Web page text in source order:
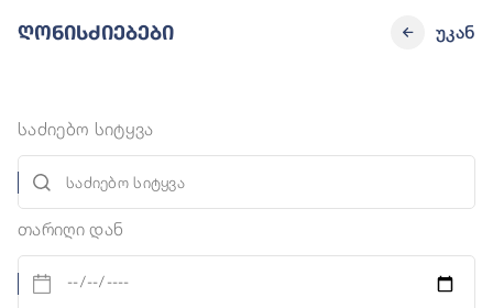
Ღონისძიებები უკან
საძიებო სიტყვა
თარიღი დან